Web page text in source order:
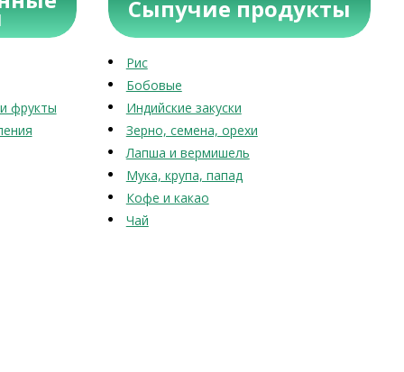
фрукты
Сыпучие продукты
Рис
Бобовые
Индийские закуски
Зерно, семена, орехи
Лапша и вермишель
Мука, крупа, папад
Кофе и какао
Чай